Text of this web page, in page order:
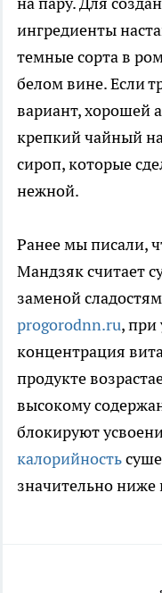
ингредиенты
темные сорта в
белом вине. Если
вариант, хорошей
крепкий чайный
сироп, которые
нежной.
Ранее мы писали,
Мандзяк считает
заменой
progorodnn.ru, при
концентрация
продукте
высокому
блокируют
калорийность
значительно